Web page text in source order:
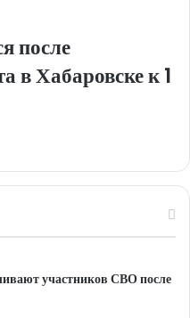
после
в Хабаровске к 1
участников СВО после